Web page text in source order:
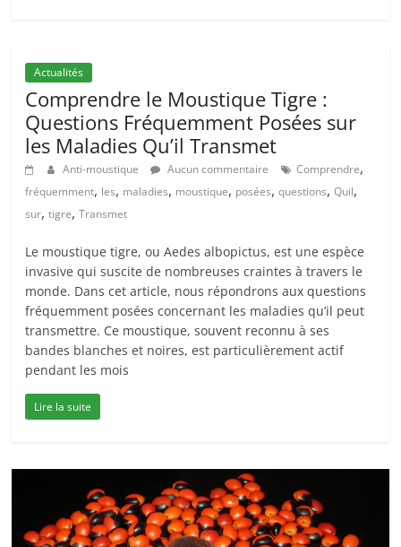
Actualités
Comprendre le Moustique Tigre :
Questions Fréquemment Posées sur
les Maladies Qu’il Transmet
Anti-moustique Aucun commentaire Comprendre,
fréquemment, les, maladies, moustique, posées,questions,Quil,
sur,tigre,Transmet
Le moustique tigre, ou Aedes albopictus, est une espèce
invasive qui suscite de nombreuses craintes à travers le
monde. Dans cet article, nous répondrons aux questions
fréquemment posées concernant les maladies qu’il peut
transmettre. Ce moustique, souvent reconnu à ses
bandes blanches et noires, est particulièrement actif
pendant les mois
Lire la suite